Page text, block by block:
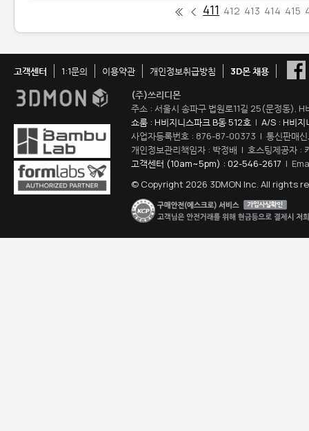
411 412 413 414 415
고객센터 1:1문의 이용약관 개인정보취급방침
3D몬 채용
(주)쓰리디몬
주소 : 서울시 송파구 법원로11길 25(문정동),
쇼룸 : H비지니스파크 B동 512호 | A/S : H비지
사업자등록번호 : 876-87-00373 | 통신판매
개인정보관리책임자 : 박정배 | 호스팅제공자 :
고객센터 (10am~5pm) : 02-546-2617 |
© Copyright 2026 3DMON Inc. All rights